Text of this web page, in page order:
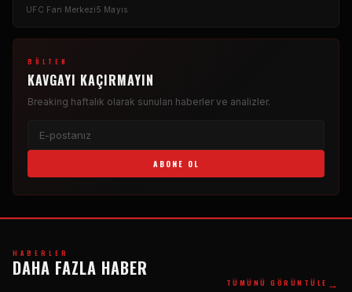
UFC Fan Merkezi5 Mayıs
BÜLTEN
KAVGAYI KAÇIRMAYIN
Breaking haftalık olarak sunulan haberler ve analizler.
ABONE OL
HABERLER
DAHA FAZLA HABER
TÜMÜNÜ GÖRÜNTÜLE →